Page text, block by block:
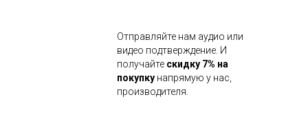
Отправляйте нам аудио или
видео подтверждение. И
получайте скидку 7% на
покупку напрямую у нас,
производителя.